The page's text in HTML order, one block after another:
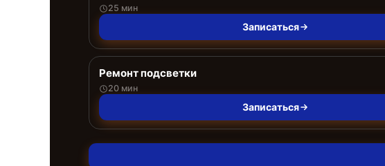
25 мин
Записаться
Ремонт подсветки
20 мин
Записаться